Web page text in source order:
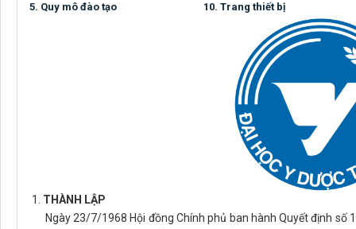
5. Quy mô đào tạo
10. Trang thiết bị
1. THÀNH LẬP
Ngày 23/7/1968 Hội đồng Chính phủ ban hành Quyết định số